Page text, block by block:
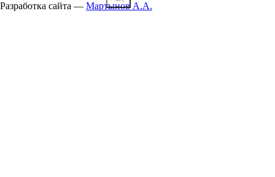
Разработка сайта — Мартынов А.А.